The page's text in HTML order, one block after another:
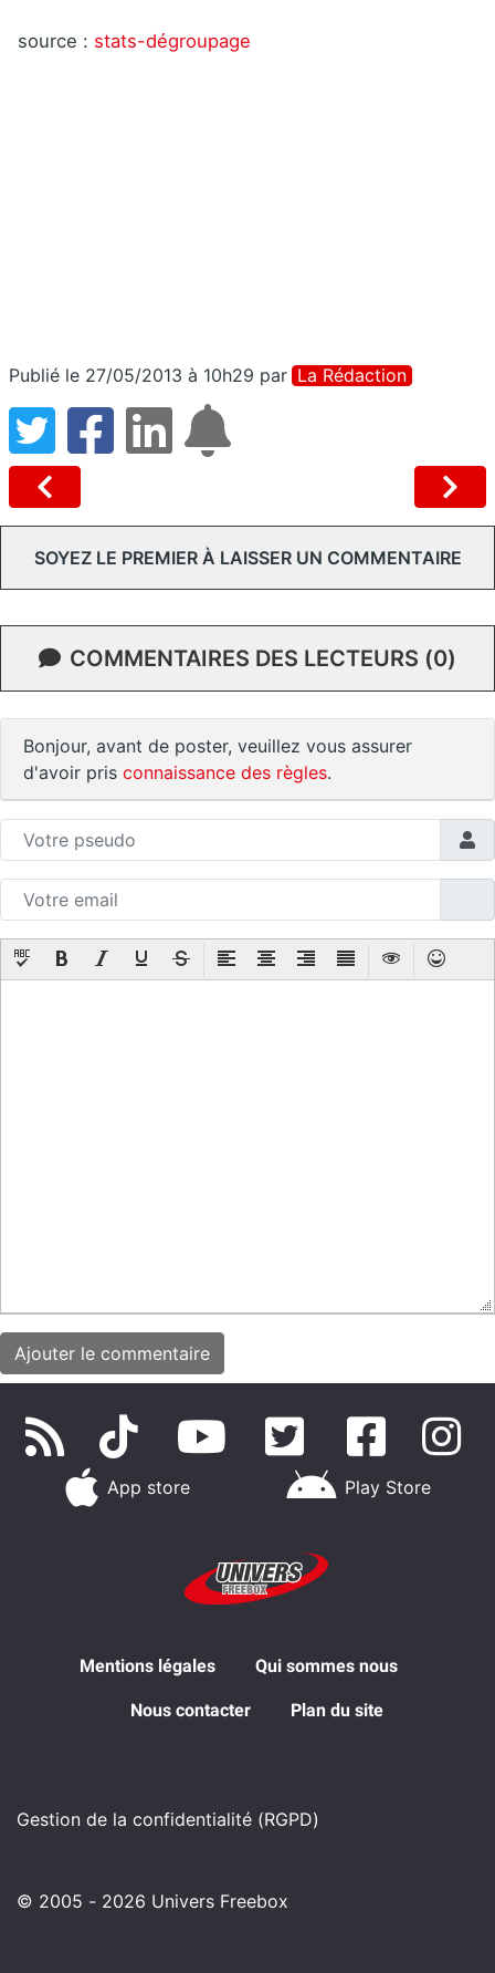
source : stats-dégroupage
Publié le 27/05/2013 à 10h29 par La Rédaction
SOYEZ LE PREMIER À LAISSER UN COMMENTAIRE
COMMENTAIRES DES LECTEURS (0)
Bonjour, avant de poster, veuillez vous assurer
d'avoir pris connaissance des règles.
App store Play Store
Mentions légales Qui sommes nous
Nous contacter Plan du site
Gestion de la confidentialité (RGPD)
© 2005 - 2026 Univers Freebox